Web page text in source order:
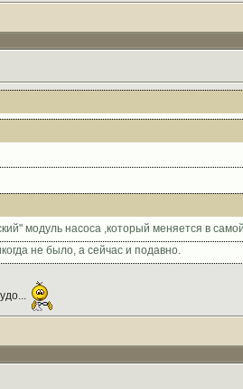
модуль насоса ,который меняется в
не было, а сейчас и подавно.